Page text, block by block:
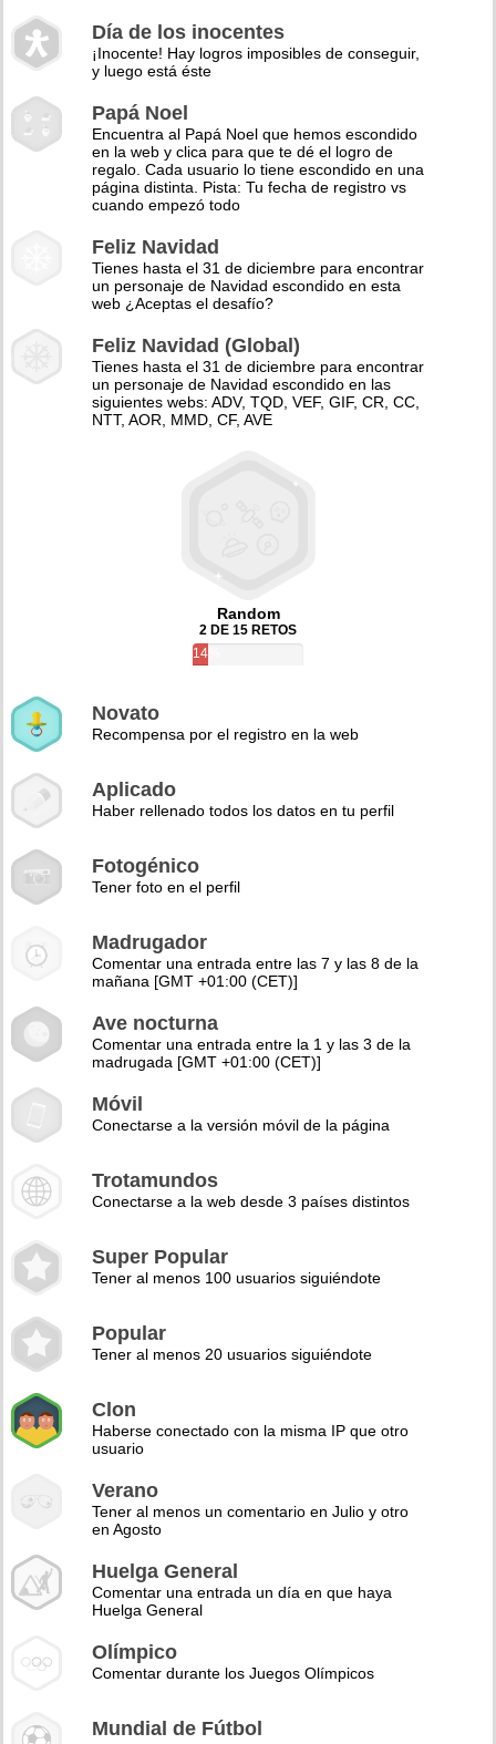
Día de los inocentes
¡Inocente! Hay logros imposibles de conseguir,
y luego está éste
Papá Noel
Encuentra al Papá Noel que hemos escondido
en la web y clica para que te dé el logro de
regalo. Cada usuario lo tiene escondido en una
página distinta. Pista: Tu fecha de registro vs
cuando empezó todo
Feliz Navidad
Tienes hasta el 31 de diciembre para encontrar
un personaje de Navidad escondido en esta
web ¿Aceptas el desafío?
Feliz Navidad (Global)
Tienes hasta el 31 de diciembre para encontrar
un personaje de Navidad escondido en las
siguientes webs: ADV, TQD, VEF, GIF, CR, CC,
NTT, AOR, MMD, CF, AVE
Random
2 DE 15 RETOS
14%
Novato
Recompensa por el registro en la web
Aplicado
Haber rellenado todos los datos en tu perfil
Fotogénico
Tener foto en el perfil
Madrugador
Comentar una entrada entre las 7 y las 8 de la
mañana [GMT +01:00 (CET)]
Ave nocturna
Comentar una entrada entre la 1 y las 3 de la
madrugada [GMT +01:00 (CET)]
Móvil
Conectarse a la versión móvil de la página
Trotamundos
Conectarse a la web desde 3 países distintos
Super Popular
Tener al menos 100 usuarios siguiéndote
Popular
Tener al menos 20 usuarios siguiéndote
Clon
Haberse conectado con la misma IP que otro
usuario
Verano
Tener al menos un comentario en Julio y otro
en Agosto
Huelga General
Comentar una entrada un día en que haya
Huelga General
Olímpico
Comentar durante los Juegos Olímpicos
Mundial de Fútbol